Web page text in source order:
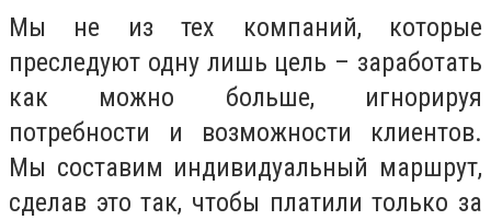
Мы не из тех компаний, которые
преследуют одну лишь цель – заработать
как можно больше, игнорируя
потребности и возможности клиентов.
Мы составим индивидуальный маршрут,
сделав это так, чтобы платили только за